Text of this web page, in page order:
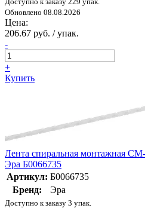
Обновлено 08.08.2026
Цена:
206.67 руб. / упак.
-
+
Купить
Лента спиральная монтажная
Эра Б0066735
Артикул: Б0066735
Бренд:
Эра
Доступно к заказу 3 упак.